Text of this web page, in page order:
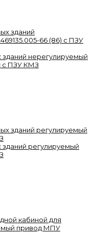
нерегулируемый
с ПЗУ КМЗ
регулируемый